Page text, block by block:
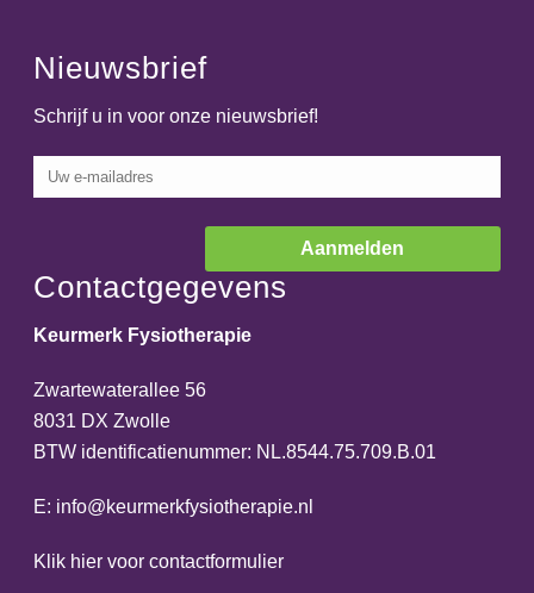
Nieuwsbrief
Schrijf u in voor onze nieuwsbrief!
Contactgegevens
Keurmerk Fysiotherapie
Zwartewaterallee 56
8031 DX Zwolle
BTW identificatienummer: NL.8544.75.709.B.01
E: info@keurmerkfysiotherapie.nl
Klik hier voor contactformulier